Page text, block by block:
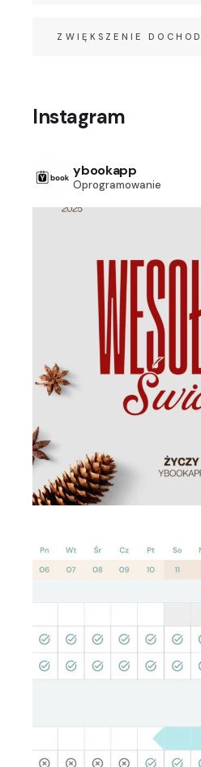
ZWIĘKSZENIE
Instagram
ybookapp
Oprogramowanie